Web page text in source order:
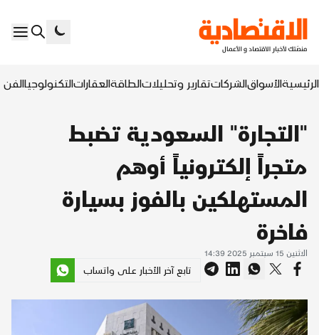
الرئيسيةالأسواقالشركاتتقارير وتحليلاتالطاقةالعقاراتالتكنولوجياالفن
"التجارة" السعودية تضبط
متجراً إلكترونياً أوهم
المستهلكين بالفوز بسيارة
فاخرة
الاثنين 15 سبتمبر 2025 14:39
تابع آخر الأخبار على واتساب